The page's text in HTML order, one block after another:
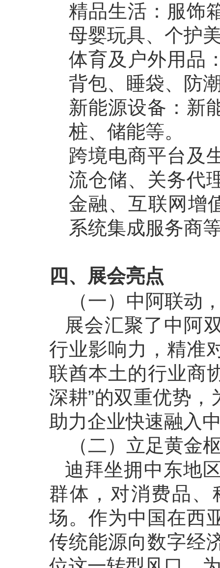
精品生活：服饰
母婴玩具、个护
体育及户外用品
背包、睡袋、防
新能源设备：新
桩、储能等。
跨境电商平台及
流仓储、关务代
金融、互联网增
系统集成服务商
四、展会亮点
（一）中阿联动
展会汇聚了中阿
行业影响力，精准
联酋本土的行业商
深耕”的双重优势
助力企业快速融入
（二）立足黄金
迪拜坐拥中东地
群体，对消费品
场。作为中国在西
传统能源向数字经